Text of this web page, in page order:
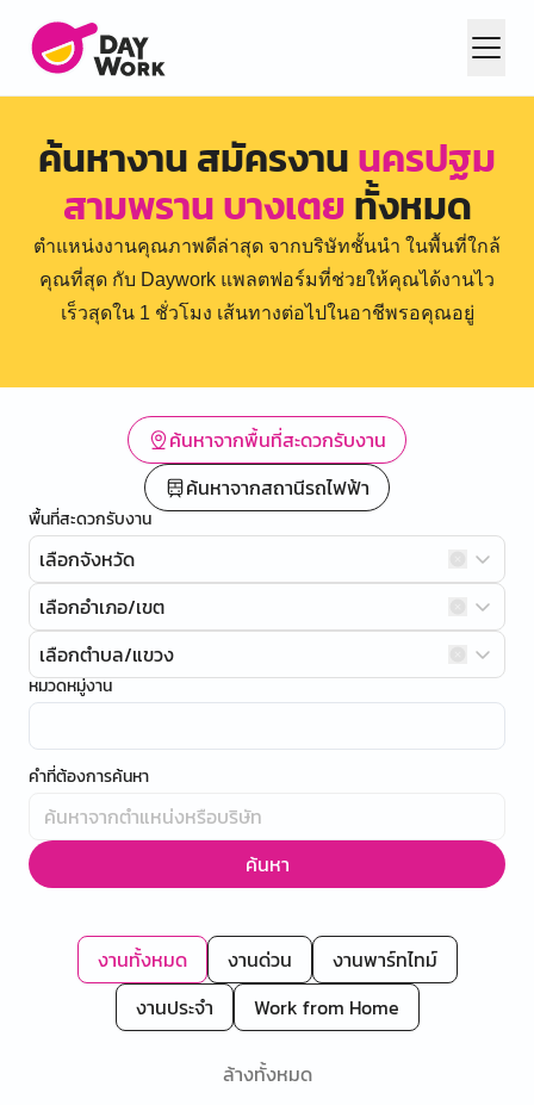
ค้นหางาน สมัครงานนครปฐม
สามพราน บางเตยทั้งหมด
ตำแหน่งงานคุณภาพดีล่าสุด จากบริษัทชั้นนำ ในพื้นที่ใกล้
คุณที่สุด กับ Daywork แพลตฟอร์มที่ช่วยให้คุณได้งานไว
เร็วสุดใน 1 ชั่วโมง เส้นทางต่อไปในอาชีพรอคุณอยู่
ค้นหาจากพื้นที่สะดวกรับงาน
ค้นหาจากสถานีรถไฟฟ้า
พื้นที่สะดวกรับงาน
เลือกจังหวัด
เลือกอำเภอ/เขต
เลือกตำบล/แขวง
หมวดหมู่งาน
คำที่ต้องการค้นหา
ค้นหา
งานทั้งหมด งานด่วน
งานพาร์ทไทม์
งานประจำ
Work from Home
ล้างทั้งหมด